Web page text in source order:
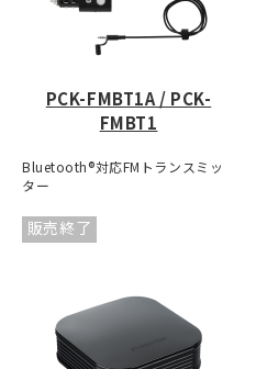
PCK-FMBT1A / PCK-
FMBT1
Bluetooth®対応FMトランスミッ
ター
販売終了